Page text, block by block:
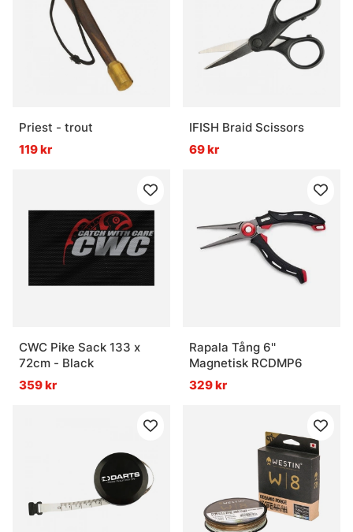
Priest - trout
119 kr
IFISH Braid Scissors
69 kr
CWC Pike Sack 133 x
72cm - Black
359 kr
Rapala Tång 6''
Magnetisk RCDMP6
329 kr